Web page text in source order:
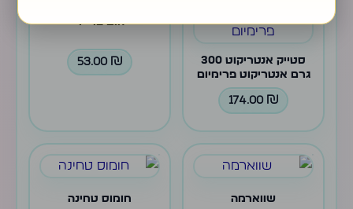
סטייק אנטריקוט 300
גרם אנטריקוט פרימיום
174.00 ₪
הום פרייד
53.00 ₪
שווארמה חומוס טחינה